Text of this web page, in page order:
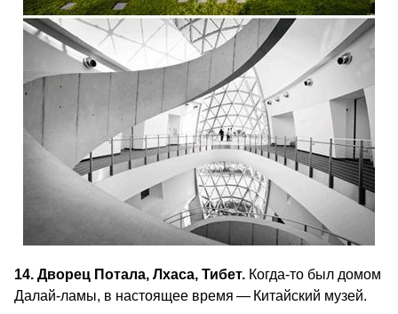
14. Дворец Потала, Лхаса, Тибет. Когда-то был домом
Далай-ламы, в настоящее время — Китайский музей.